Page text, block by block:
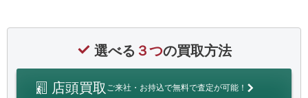
選べる ３つの買取方法
店頭買取 ご来社・お持込で無料で査定が可能！